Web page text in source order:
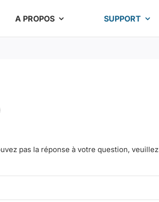
A PROPOS SUPPORT
pas la réponse à votre question, veuillez